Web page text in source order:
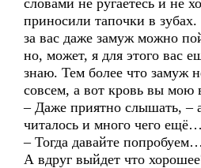
словами не ругаетесь и не
приносили тапочки в
за вас даже замуж можно
но, может, я для этого вас
знаю. Тем более что замуж
совсем, а вот кровь вы мою
– Даже приятно слышать, –
читалось и много чего ещё…
– Тогда давайте
А вдруг выйдет что